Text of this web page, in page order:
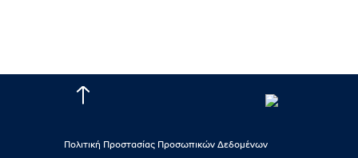
Πολιτική Προστασίας Προσωπικών Δεδομένων